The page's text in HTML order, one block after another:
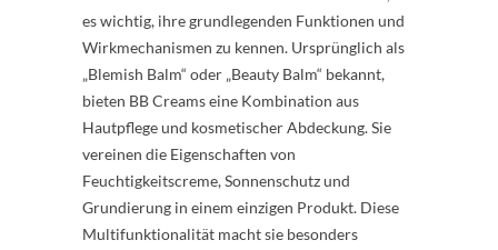
es wichtig, ihre grundlegenden Funktionen und
Wirkmechanismen zu kennen. Ursprünglich als
„Blemish Balm“ oder „Beauty Balm“ bekannt,
bieten BB Creams eine Kombination aus
Hautpflege und kosmetischer Abdeckung. Sie
vereinen die Eigenschaften von
Feuchtigkeitscreme, Sonnenschutz und
Grundierung in einem einzigen Produkt. Diese
Multifunktionalität macht sie besonders